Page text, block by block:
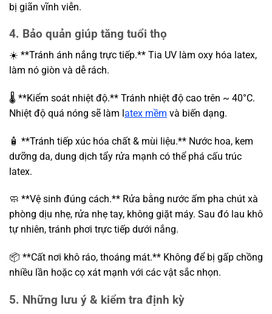
bị giãn vĩnh viễn.
4. Bảo quản giúp tăng tuổi thọ
☀️ **Tránh ánh nắng trực tiếp.** Tia UV làm oxy hóa latex,
làm nó giòn và dễ rách.
🌡️ **Kiểm soát nhiệt độ.** Tránh nhiệt độ cao trên ~ 40°C.
Nhiệt độ quá nóng sẽ làm latex mềm và biến dạng.
🧴 **Tránh tiếp xúc hóa chất & mùi liệu.** Nước hoa, kem
dưỡng da, dung dịch tẩy rửa mạnh có thể phá cấu trúc
latex.
🧼 **Vệ sinh đúng cách.** Rửa bằng nước ấm pha chút xà
phòng dịu nhẹ, rửa nhẹ tay, không giặt máy. Sau đó lau khô
tự nhiên, tránh phơi trực tiếp dưới nắng.
📦 **Cất nơi khô ráo, thoáng mát.** Không để bị gấp chồng
nhiều lần hoặc cọ xát mạnh với các vật sắc nhọn.
5. Những lưu ý & kiểm tra định kỳ